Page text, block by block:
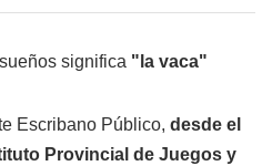
significa "la vaca"
Escribano Público, desde el
Provincial de Juegos y